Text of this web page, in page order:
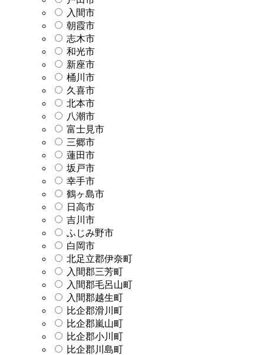
入間市
朝霞市
志木市
和光市
新座市
桶川市
久喜市
北本市
八潮市
富士見市
三郷市
蓮田市
坂戸市
幸手市
鶴ヶ島市
日高市
吉川市
ふじみ野市
白岡市
北足立郡伊奈町
入間郡三芳町
入間郡毛呂山町
入間郡越生町
比企郡滑川町
比企郡嵐山町
比企郡小川町
比企郡川島町